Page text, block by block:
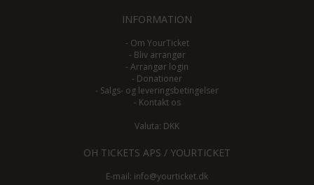
INFORMATION
- Om YourTicket
- Bliv arrangør
- Arrangør login
- Donationer
- Salgs- og leveringsbetingelser
- Kontakt os
Valuta: DKK
OH TICKETS APS / YOURTICKET
E-mail: info@yourticket.dk